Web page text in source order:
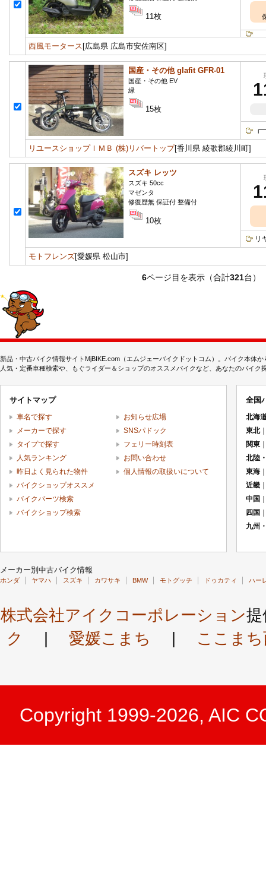
11枚
西風モータース [広島県 広島市安佐南区]
国産・その他 glafit GFR-01
国産・その他 EV
緑
15枚
リユースショップＩＭＢ (株)リバートップ[香川県 綾歌郡綾川町]
スズキ レッツ
スズキ 50cc
マゼンタ
修復歴無 保証付 整備付
10枚
リ
モトフレンズ[愛媛県 松山市]
6ページ目を表示（合計321台
新品・中古バイク情報サイトMjBIKE.com（エムジェーバイクドットコム）。バイク本体
人気・定番車種検索や、もぐライダー＆ショップのオススメバイクなど、あなたのバイ
サイトマップ
車名で探す
メーカーで探す
タイプで探す
人気ランキング
昨日よく見られた物件
バイクショップオススメ
バイクパーツ検索
バイクショップ検索
お知らせ広場
SNSパドック
フェリー時刻表
お問い合わせ
個人情報の取扱いについて
全国
北海
東北
関東
北陸
東海
近畿
中国
四国
九州
メーカー別中古バイク情報
ホンダ ヤマハ スズキ カワサキ BMW モトグッチ ドゥカティ ハー
株式会社アイクコーポレーション
ク
愛媛こまち ここま
Copyright 1999-2026, AIC